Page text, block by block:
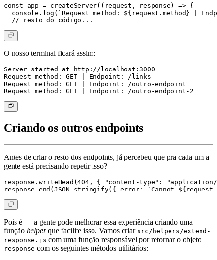
const app = createServer((request, response) => {
console.log(`Request method: ${request.method} |
O nosso terminal ficará assim:
Server started at http://localhost:3000
Request method: GET | Endpoint: /links
Request method: GET | Endpoint: /outro-endpoint
Criando os outros endpoints
Antes de criar o resto dos endpoints, já percebeu que pra cada um a
gente está precisando repetir isso?
response.writeHead(404, { "content-type":
Pois é — a gente pode melhorar essa experiência criando uma
função helperque facilite isso. Vamos criar src/helpers/extend-
response.js com uma função responsável por retornar o objeto
response com os seguintes métodos utilitários: